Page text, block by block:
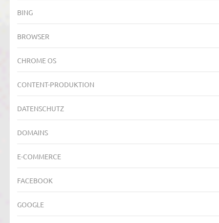
BING
BROWSER
CHROME OS
CONTENT-PRODUKTION
DATENSCHUTZ
DOMAINS
E-COMMERCE
FACEBOOK
GOOGLE